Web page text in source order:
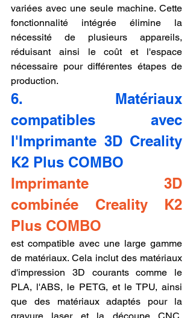
variées avec une seule machine. Cette
fonctionnalité intégrée élimine la
nécessité de plusieurs appareils,
réduisant ainsi le coût et l'espace
nécessaire pour différentes étapes de
production.
6. Matériaux
compatibles avec
l'Imprimante 3D Creality
K2 Plus COMBO
Imprimante 3D
combinée Creality K2
Plus COMBO
est compatible avec une large gamme
de matériaux. Cela inclut des matériaux
d'impression 3D courants comme le
PLA, l'ABS, le PETG, et le TPU, ainsi
que des matériaux adaptés pour la